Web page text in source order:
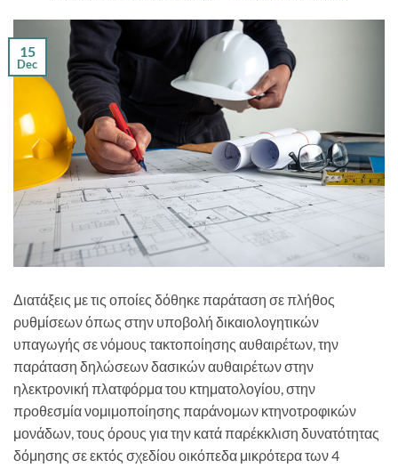
15
Dec
Διατάξεις με τις οποίες δόθηκε παράταση σε πλήθος
ρυθμίσεων όπως στην υποβολή δικαιολογητικών
υπαγωγής σε νόμους τακτοποίησης αυθαιρέτων, την
παράταση δηλώσεων δασικών αυθαιρέτων στην
ηλεκτρονική πλατφόρμα του κτηματολογίου, στην
προθεσμία νομιμοποίησης παράνομων κτηνοτροφικών
μονάδων, τους όρους για την κατά παρέκκλιση δυνατότητας
δόμησης σε εκτός σχεδίου οικόπεδα μικρότερα των 4